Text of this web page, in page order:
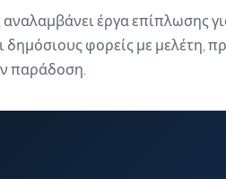
έργα επίπλωσης
φορείς με μελέτη,
παράδοση.